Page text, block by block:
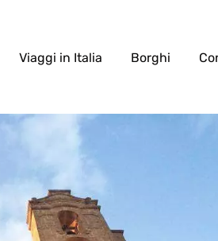
Viaggi in Italia Borghi